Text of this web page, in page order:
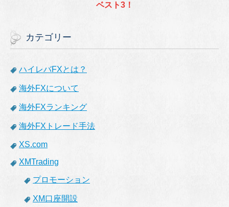
ベスト3！
カテゴリー
ハイレバFXとは？
海外FXについて
海外FXランキング
海外FXトレード手法
XS.com
XMTrading
プロモーション
XM口座開設